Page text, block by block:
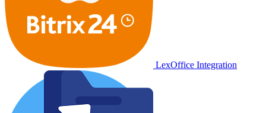
LexOffice Integration